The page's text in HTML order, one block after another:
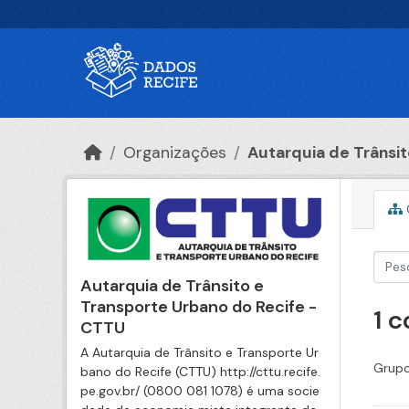
Organizações Autarquia de
Autarquia de Trânsito e
Transporte Urbano do Recife -
CTTU
A Autarquia de Trânsito e Transporte Ur
bano do Recife (CTTU) http://cttu.recife.
pe.gov.br/ (0800 081 1078) é uma socie
1